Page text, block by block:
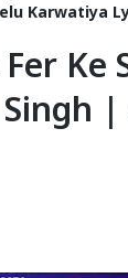
Karwatiya
Ke